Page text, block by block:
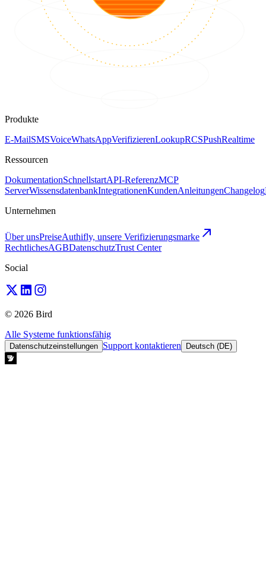
Produkte
E-MailSMSVoiceWhatsAppVerifizierenLookupRCSPushRealtime
Ressourcen
DokumentationSchnellstartAPI-ReferenzMCP
ServerWissensdatenbankIntegrationenKundenAnleitungenChangelog
Unternehmen
Über unsPreiseAuthifly, unsere Verifizierungsmarke
RechtlichesAGBDatenschutzTrust Center
Social
© 2026 Bird
Alle Systeme funktionsfähig
Datenschutzeinstellungen Support kontaktieren Deutsch (DE)